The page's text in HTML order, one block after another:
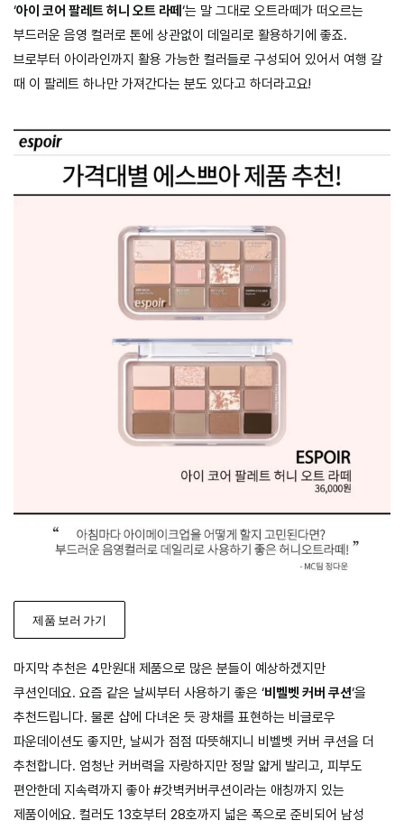
‘아이 코어 팔레트 허니 오트 라떼 ‘는 말 그대로 오트라떼가 떠오르는
부드러운 음영 컬러로 톤에 상관없이 데일리로 활용하기에 좋죠.
브로부터 아이라인까지 활용 가능한 컬러들로 구성되어 있어서 여행 갈
때 이 팔레트 하나만 가져간다는 분도 있다고 하더라고요!
제품 보러 가기
마지막 추천은 4만원대 제품으로 많은 분들이 예상하겠지만
쿠션인데요. 요즘 같은 날씨부터 사용하기 좋은 ‘비벨벳 커버 쿠션‘을
추천드립니다. 물론 샵에 다녀온 듯 광채를 표현하는 비글로우
파운데이션도 좋지만, 날씨가 점점 따뜻해지니 비벨벳 커버 쿠션을 더
추천합니다. 엄청난 커버력을 자랑하지만 정말 얇게 발리고, 피부도
편안한데 지속력까지 좋아 #갓벽커버쿠션이라는 애칭까지 있는
제품이에요. 컬러도 13호부터 28호까지 넓은 폭으로 준비되어 남성